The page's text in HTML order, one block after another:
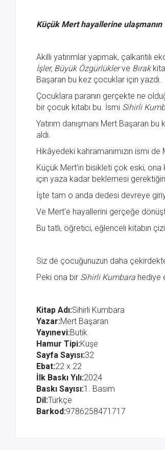
Küçük Mert hayallerine
Akıllı yatırımlar yapmak,
İşler, Büyük Özgürlüklerve Bırak
Başaran bu kez çocuklar için yazdı.
Çocuklara paranın gerçekte ne
bir çocuk kitabı bu. İsmi Sihirli
Yatırım danışmanı Mert Başaran
aldı.
Hikâyedeki kahramanımızın ismi de
Küçük Mert’in bisikleti çok eski,
için yaza kadar beklemesi
İşte tam o anda dedesi devreye
Ve Mert’e hayallerini gerçeğe
Bu tatlı, öğretici, eğlenceli kitabın
Siz de çocuğunuzun daha
Peki ona bir Sihirli Kumbara hediye
Kitap Adı:Sihirli Kumbara
Yazar:Mert Başaran
Yayınevi:Butik
Hamur Tipi:Kuşe
Sayfa Sayısı:32
Ebat:22 x 22
İlk Baskı Yılı:2024
Baskı Sayısı:1. Basım
Dil:Türkçe
Barkod:9786258471717